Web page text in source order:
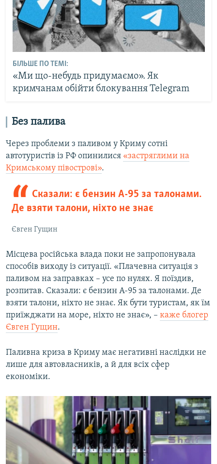
БІЛЬШЕ ПО ТЕМІ:
«Ми що-небудь придумаємо». Як
кримчанам обійти блокування Telegram
Без палива
Через проблеми з паливом у Криму сотні
автотуристів із РФ опинилися «застряглими на
Кримському півострові».
Сказали: є бензин А-95 за талонами.
Де взяти талони, ніхто не знає
Євген Гущин
Місцева російська влада поки не запропонувала
способів виходу із ситуації. «Плачевна ситуація з
паливом на заправках – усе по нулях. Я поїздив,
розпитав. Сказали: є бензин А-95 за талонами. Де
взяти талони, ніхто не знає. Як бути туристам, як їм
приїжджати на море, ніхто не знає», – каже блогер
Євген Гущин.
Паливна криза в Криму має негативні наслідки не
лише для автовласників, а й для всіх сфер
економіки.